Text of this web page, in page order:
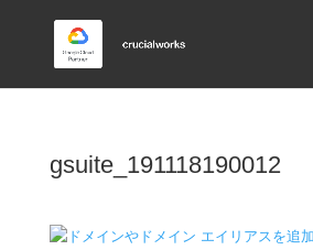
gsuite_191118190012